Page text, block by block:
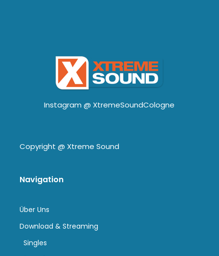
Instagram @ XtremeSoundCologne
Copyright @ Xtreme Sound
Navigation
Über Uns
Download & Streaming
Singles